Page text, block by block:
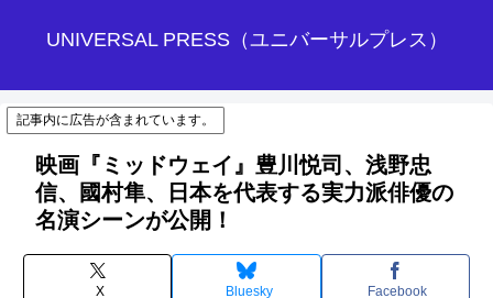
UNIVERSAL PRESS（ユニバーサルプレス）
記事内に広告が含まれています。
映画『ミッドウェイ』豊川悦司、浅野忠
信、國村隼、日本を代表する実力派俳優の
名演シーンが公開！
X Bluesky Facebook